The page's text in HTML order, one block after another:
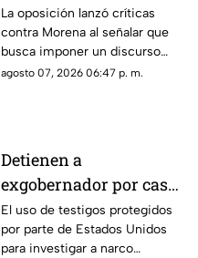
debate político
La oposición lanzó críticas
contra Morena al señalar que
busca imponer un discurso
único y limitar las voces que
agosto 07, 2026 06:47 p. m.
Detienen a
exgobernador por caso
Ayotzinapa y desaforan
a alcaldes
El uso de testigos protegidos
por parte de Estados Unidos
para investigar a narco